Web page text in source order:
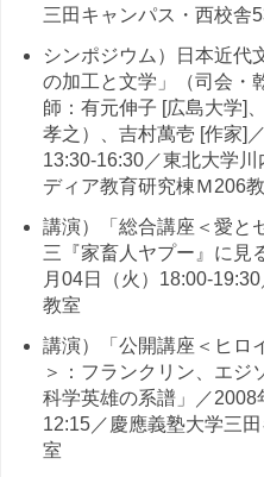
三田キャンパス・西校舎
シンポジウム）日本近代
の加工と文学」（司会・
師：有元伸子 [広島大学]
孝之）、吉村萬壱 [作家]
13:30-16:30／東北大学
ディア教育研究棟Ｍ206
講演）「総合講座＜愛と
三『家畜人ヤプー』に見
月04日（火）18:00-
教室
講演）「公開講座＜ヒロ
＞：フランクリン、エ
科学英雄の系譜」／
12:15／慶應義塾大学三
室